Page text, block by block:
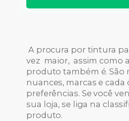
A procura por tintura
vez maior, assim como
produto também é. São
nuances, marcas e
preferências. Se você
sua loja, se liga na
produto.